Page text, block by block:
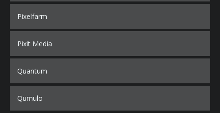
Pixelfarm
Pixit Media
Quantum
Qumulo